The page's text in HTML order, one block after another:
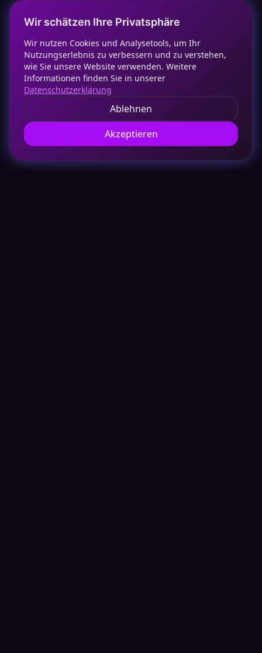
Wir schätzen Ihre Privatsphäre
Wir nutzen Cookies und Analysetools, um Ihr
Nutzungserlebnis zu verbessern und zu verstehen,
wie Sie unsere Website verwenden. Weitere
Informationen finden Sie in unserer
Datenschutzerklärung
Ablehnen
Akzeptieren